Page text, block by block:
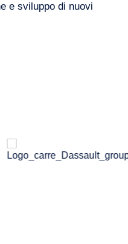
e sviluppo di nuovi